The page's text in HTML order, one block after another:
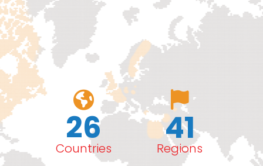
26
Countries 41
Regions